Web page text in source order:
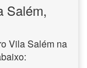
Salém,
Vila Salém na